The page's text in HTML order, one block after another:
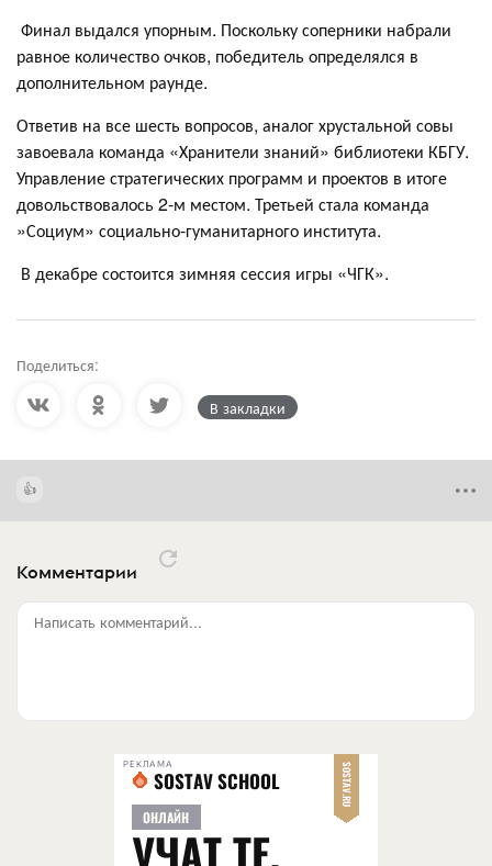
Финал выдался упорным. Поскольку соперники набрали
равное количество очков, победитель определялся в
дополнительном раунде.
Ответив на все шесть вопросов, аналог хрустальной совы
завоевала команда «Хранители знаний» библиотеки КБГУ.
Управление стратегических программ и проектов в итоге
довольствовалось 2-м местом. Третьей стала команда
»Социум» социально-гуманитарного института.
В декабре состоится зимняя сессия игры «ЧГК».
Поделиться:
В закладки
Комментарии
Написать комментарий...
РЕКЛАМА